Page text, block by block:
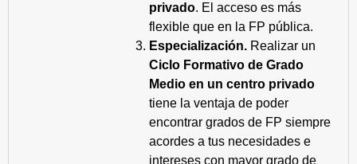
privado. El acceso es más
flexible que en la FP pública.
Especialización. Realizar un
Ciclo Formativo de Grado
Medio en un centro privado
tiene la ventaja de poder
encontrar grados de FP siempre
acordes a tus necesidades e
intereses con mayor grado de